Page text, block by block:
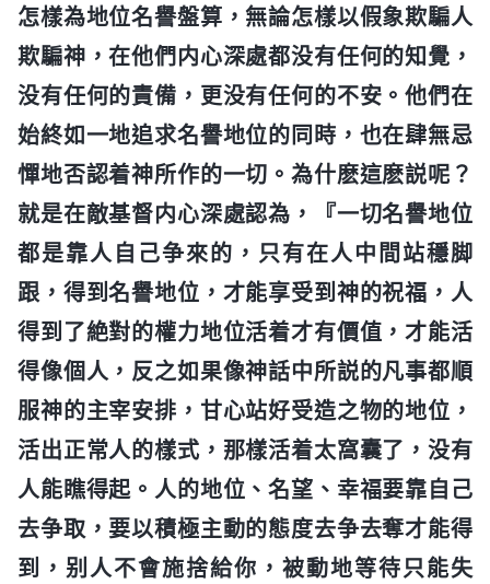
怎樣為地位名譽盤算，無論怎樣以假象欺騙人
欺騙神，在他們内心深處都没有任何的知覺，
没有任何的責備，更没有任何的不安。他們在
始終如一地追求名譽地位的同時，也在肆無忌
憚地否認着神所作的一切。為什麽這麽説呢？
就是在敵基督内心深處認為，『一切名譽地位
都是靠人自己争來的，只有在人中間站穩脚
跟，得到名譽地位，才能享受到神的祝福，人
得到了絶對的權力地位活着才有價值，才能活
得像個人，反之如果像神話中所説的凡事都順
服神的主宰安排，甘心站好受造之物的地位，
活出正常人的樣式，那樣活着太窩囊了，没有
人能瞧得起。人的地位、名望、幸福要靠自己
去争取，要以積極主動的態度去争去奪才能得
到，别人不會施捨給你，被動地等待只能失